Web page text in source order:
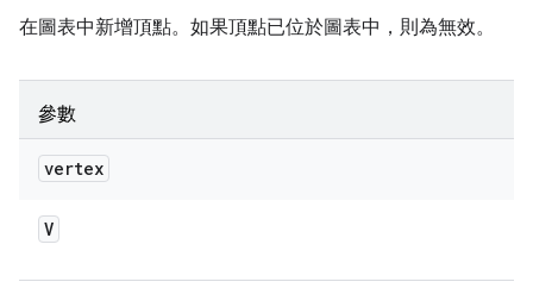
在圖表中新增頂點。如果頂點已位於圖表中，則為無效。
參數
vertex
V